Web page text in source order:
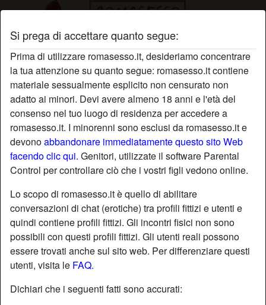
Si prega di accettare quanto segue:
Prima di utilizzare romasesso.it, desideriamo concentrare
la tua attenzione su quanto segue: romasesso.it contiene
materiale sessualmente esplicito non censurato non
adatto ai minori. Devi avere almeno 18 anni e l'età del
consenso nel tuo luogo di residenza per accedere a
romasesso.it. I minorenni sono esclusi da romasesso.it e
devonoabbandonare immediatamente questo sito Web
facendo clic qui. Genitori, utilizzate il software Parental
Control per controllare ciò che i vostri figli vedono online.
Lo scopo di romasesso.it è quello di abilitare
conversazioni di chat (erotiche) tra profili fittizi e utenti e
quindi contiene profili fittizi. Gli incontri fisici non sono
possibili con questi profili fittizi. Gli utenti reali possono
essere trovati anche sul sito web. Per differenziare questi
utenti, visita le FAQ.
Dichiari che i seguenti fatti sono accurati:
Profilo di DamaBianca
starAggiungi chatChatta adesso